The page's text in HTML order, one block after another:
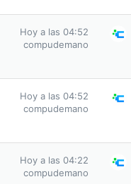
Hoy a las 04:52
compudemano
Hoy a las 04:52
compudemano
Hoy a las 04:22
compudemano